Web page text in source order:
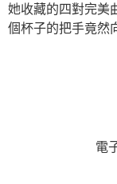
她收藏的四對完美
個杯子的把手竟然
電